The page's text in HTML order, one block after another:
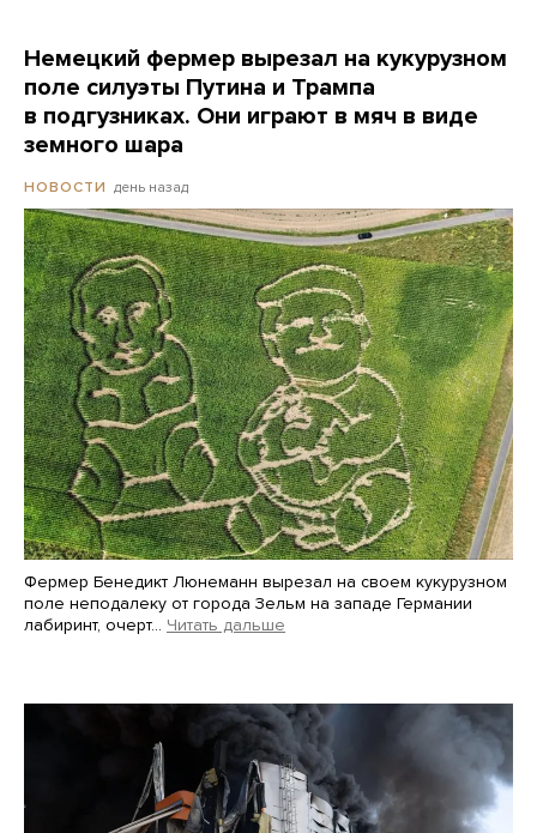
Немецкий фермер вырезал на кукурузном
поле силуэты Путина и Трампа
в подгузниках. Они играют в мяч в виде
земного шара
НОВОСТИ день назад
Фермер Бенедикт Люнеманн вырезал на своем кукурузном
поле неподалеку от города Зельм на западе Германии
лабиринт, очерт… Читать дальше